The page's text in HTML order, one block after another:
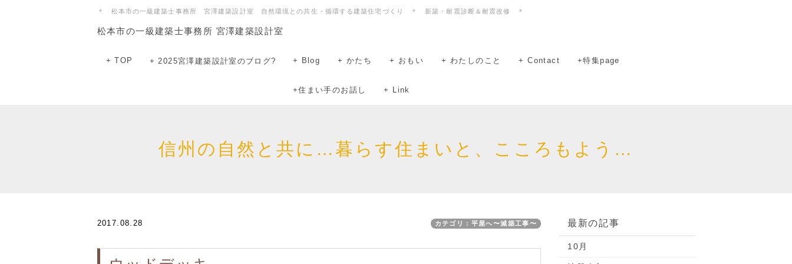
＊ 松本市の一級建築士事務所 宮澤建築設計室 自然環境との共生・循環する建築住宅づくり ＊ 新築・耐震診断＆耐震改修 ＊
松本市の一級建築士事務所 宮澤建築設計室
+ TOP + 2025宮澤建築設計室のブログ? + Blog + かたち + おもい + わたしのこと + Contact +特集page
+住まい手のお話し + Link
信州の自然と共に…暮らす住まいと、こころもよう…
2017.08.28 カテゴリ：平屋へ〜減築工事〜 最新の記事
10月